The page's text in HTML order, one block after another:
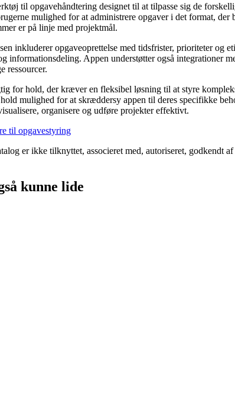
til opgavehåndtering designet til at tilpasse sig de
mulighed for at administrere opgaver i det format,
er på linje med projektmål.
inkluderer opgaveoprettelse med tidsfrister, prioriteter og
informationsdeling. Appen understøtter også integrationer
ressourcer.
for hold, der kræver en fleksibel løsning til at styre
mulighed for at skræddersy appen til deres specifikke
organisere og udføre projekter effektivt.
til opgavestyring
er ikke tilknyttet, associeret med, autoriseret,
kunne lide